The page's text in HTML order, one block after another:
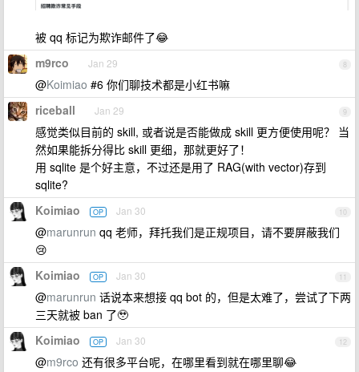
被 qq 标记为欺诈邮件了😂
8
m9rco Jan 29
@Koimiao #6 你们聊技术都是小红书嘛
9
riceball Jan 29
感觉类似目前的 skill, 或者说是否能做成 skill 更方便使用呢？ 当
然如果能拆分得比 skill 更细，那就更好了！
用 sqlite 是个好主意，不过还是用了 RAG(with vector)存到
sqlite?
10
Koimiao OP Jan 30
@marunrun qq 老师，拜托我们是正规项目，请不要屏蔽我们
😢
11
Koimiao OP Jan 30
@marunrun 话说本来想接 qq bot 的，但是太难了，尝试了下两
三天就被 ban 了🥹
12
Koimiao OP Jan 30
@m9rco 还有很多平台呢，在哪里看到就在哪里聊😂